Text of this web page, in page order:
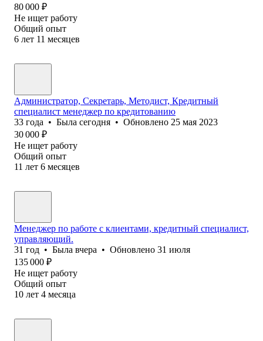
80 000 ₽
Не ищет работу
Общий опыт
6 лет 11 месяцев
Администратор, Секретарь, Методист, Кредитный
специалист менеджер по кредитованию
33 года • Была сегодня • Обновлено 25 мая 2023
30 000 ₽
Не ищет работу
Общий опыт
11 лет 6 месяцев
Менеджер по работе с клиентами, кредитный специалист,
управляющий.
31 год • Была вчера • Обновлено 31 июля
135 000 ₽
Не ищет работу
Общий опыт
10 лет 4 месяца